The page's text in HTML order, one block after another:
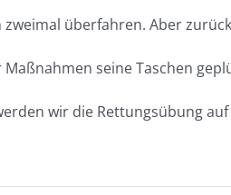
überfahren. Aber
seine Taschen
wir die Rettungsübung